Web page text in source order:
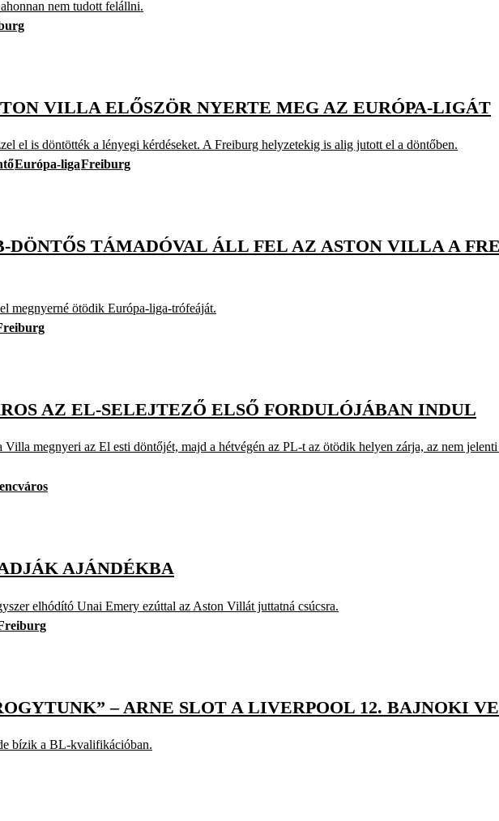
nem tudott felállni.
VILLA ELŐSZÖR NYERTE MEG AZ EURÓPA-LIGÁT
el is döntötték a lényegi kérdéseket. A Freiburg helyzetekig is alig jutott el a döntőben.
Európa-ligaFreiburg
DÖNTŐS TÁMADÓVAL ÁLL FEL AZ ASTON VILLA A
megnyerné ötödik Európa-liga-trófeáját.
AZ EL-SELEJTEZŐ ELSŐ FORDULÓJÁBAN INDUL
megnyeri az El esti döntőjét, majd a hétvégén az PL-t az ötödik helyen zárja, az nem
AJÁNDÉKBA
elhódító Unai Emery ezúttal az Aston Villát juttatná csúcsra.
– ARNE SLOT A LIVERPOOL 12. BAJNOKI
bízik a BL-kvalifikációban.